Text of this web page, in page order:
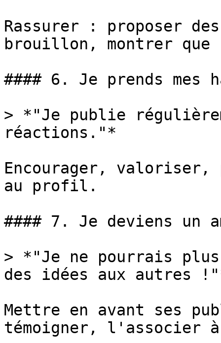
Rassurer : proposer
brouillon, montrer
#### 6. Je prends mes
> *"Je publie
réactions."*
Encourager, valoriser,
au profil.
#### 7. Je deviens un
> *"Je ne pourrais plus
des idées aux autres
Mettre en avant ses
témoigner, l'associer